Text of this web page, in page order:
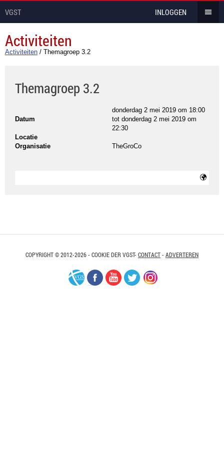
VGST INLOGGEN
Activiteiten
Activiteiten / Themagroep 3.2
Themagroep 3.2
Datum
donderdag 2 mei 2019 om 18:00
tot donderdag 2 mei 2019 om
22:30
Locatie
Organisatie
TheGroCo
COPYRIGHT © 2012-2026 - COOKIE DER VGST- CONTACT- ADVERTEREN